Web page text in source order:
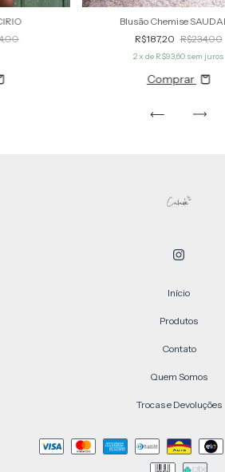
Blusão Chemise
R$187,20 R$234,00
2x de R$93,60 sem juros
Comprar
Início
Produtos
Contato
Quem Somos
Trocas e Devoluções